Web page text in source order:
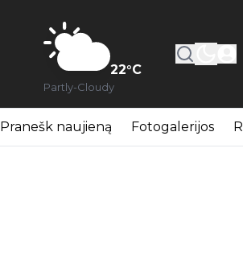
22°C
Partly-Cloudy
Pranešk naujieną Fotogalerijos